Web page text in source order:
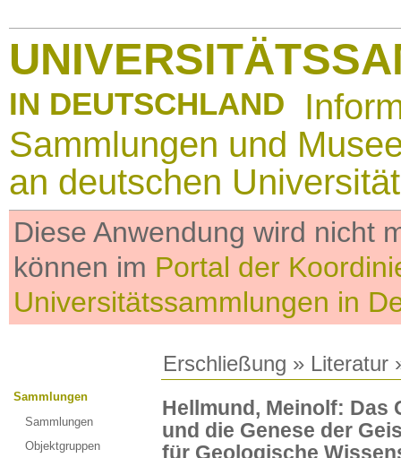
IN DEUTSCHLAND
Sammlungen und
an deutschen
Diese Anwendung wird nicht
können im Portal der
Universitätssammlungen in
Erschließung » Literatur
Sammlungen
Sammlungen
Objektgruppen
Hellmund, Meinolf: Das
und die Genese der
für Geologische